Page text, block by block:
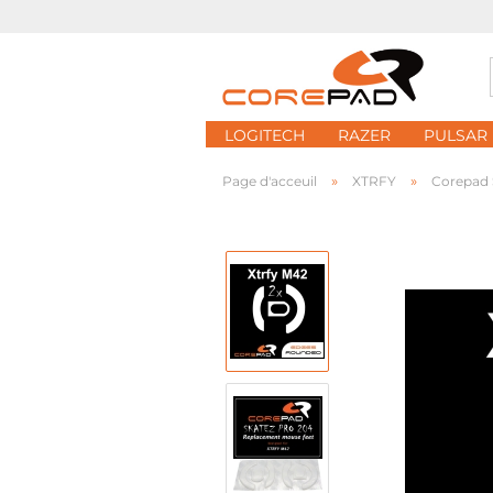
LOGITECH RAZER PULSAR
Page d'acceuil » XTRFY » Corepad